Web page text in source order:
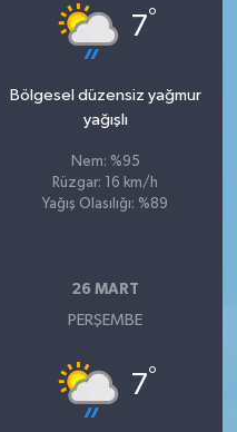
7°
Bölgesel düzensiz yağmur
yağışlı
Nem: %95
Rüzgar: 16 km/h
Yağış Olasılığı: %89
26 MART
PERŞEMBE
7°